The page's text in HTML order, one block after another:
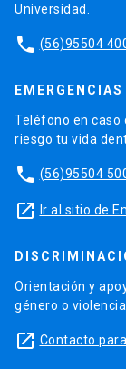
Universidad.
phone (56)95504
EMERGENCIAS
Teléfono en caso
riesgo tu vida
phone (56)95504
launch Ir al sitio de
Orientación y
género o violencia
launch Contacto